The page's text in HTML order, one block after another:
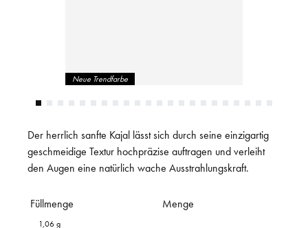
Neue Trendfarbe
Der herrlich sanfte Kajal lässt sich durch seine einzigartig
geschmeidige Textur hochpräzise auftragen und verleiht
den Augen eine natürlich wache Ausstrahlungskraft.
Füllmenge
1,06 g
Menge